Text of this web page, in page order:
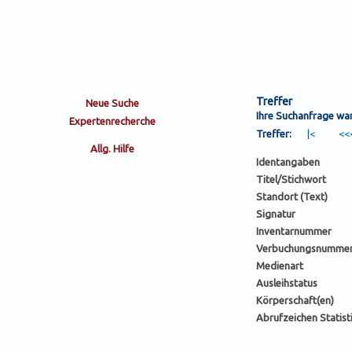
Treffer
Ihre Suchanfrage
Treffer:
Identangaben
Titel/Stichwort
Standort (Text)
Signatur
Inventarnummer
Medienart
Ausleihstatus
Körperschaft(en)
Abrufzeichen